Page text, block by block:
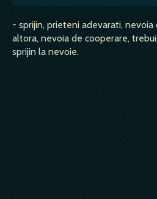
- sprijin, prieteni adevarati, nevoia
altora, nevoia de cooperare,
sprijin la nevoie.